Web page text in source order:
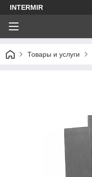
INTERMIR
Товары и услуги